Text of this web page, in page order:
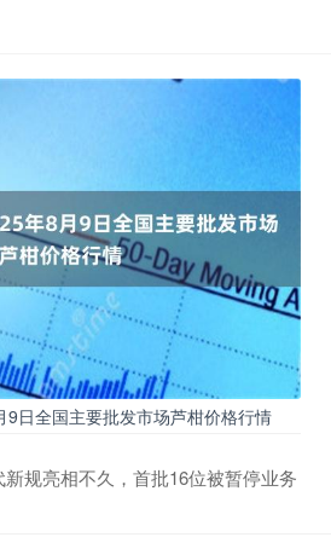
9日全国主要批发市场芦柑价格行情
规亮相不久，首批16位被暂停业务